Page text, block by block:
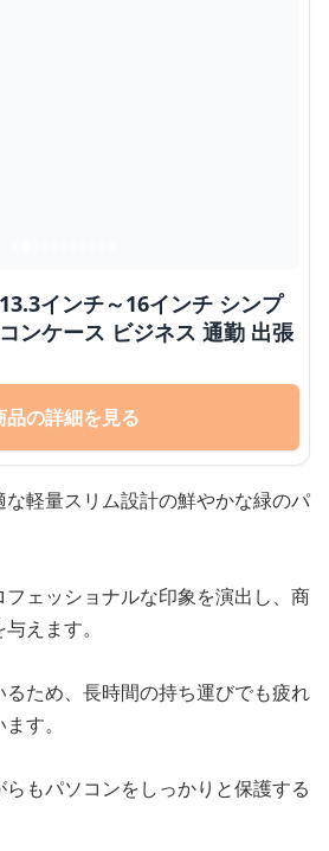
インチ～16インチ シンプ
ンケース ビジネス 通勤 出張
品の詳細を見る
な軽量スリム設計の鮮やかな緑のパ
ェッショナルな印象を演出し、商
えます。
ため、長時間の持ち運びでも疲れ
す。
もパソコンをしっかりと保護する